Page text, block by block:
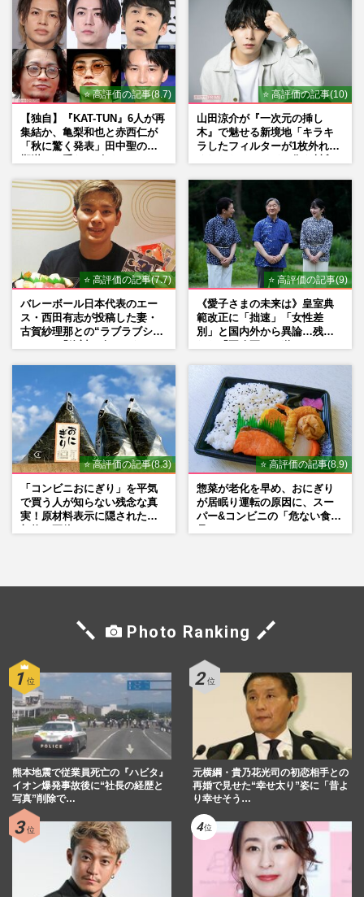
⭐ 高評価の記事(8.7)
【独自】『KAT-TUN』6人が再
集結か、亀梨和也と赤西仁が
「秋に驚く発表」田中聖の刑
⭐ 高評価の記事(10)
山田涼介が『一次元の挿し
木』で魅せる新境地「キラキ
ラしたフィルターが1枚外れて
⭐ 高評価の記事(7.7)
バレーボール日本代表のエー
ス・西田有志が投稿した妻・
古賀紗理那との“ラブラブショ
⭐ 高評価の記事(9)
《愛子さまの未来は》皇室典
範改正に「拙速」「女性差
別」と国内外から異論…残さ
⭐ 高評価の記事(8.3)
「コンビニおにぎり」を平気
で買う人が知らない残念な真
実！原材料表示に隠された添
⭐ 高評価の記事(8.9)
惣菜が老化を早め、おにぎり
が居眠り運転の原因に、スー
パー&コンビニの「危ない食
Photo Ranking
熊本地震で従業員死亡の『ハビタ』
イオン爆発事故後に“社長の経歴と
写真”削除で…
元横綱・貴乃花光司の初恋相手との
再婚で見せた“幸せ太り”姿に「昔よ
り幸せそう…